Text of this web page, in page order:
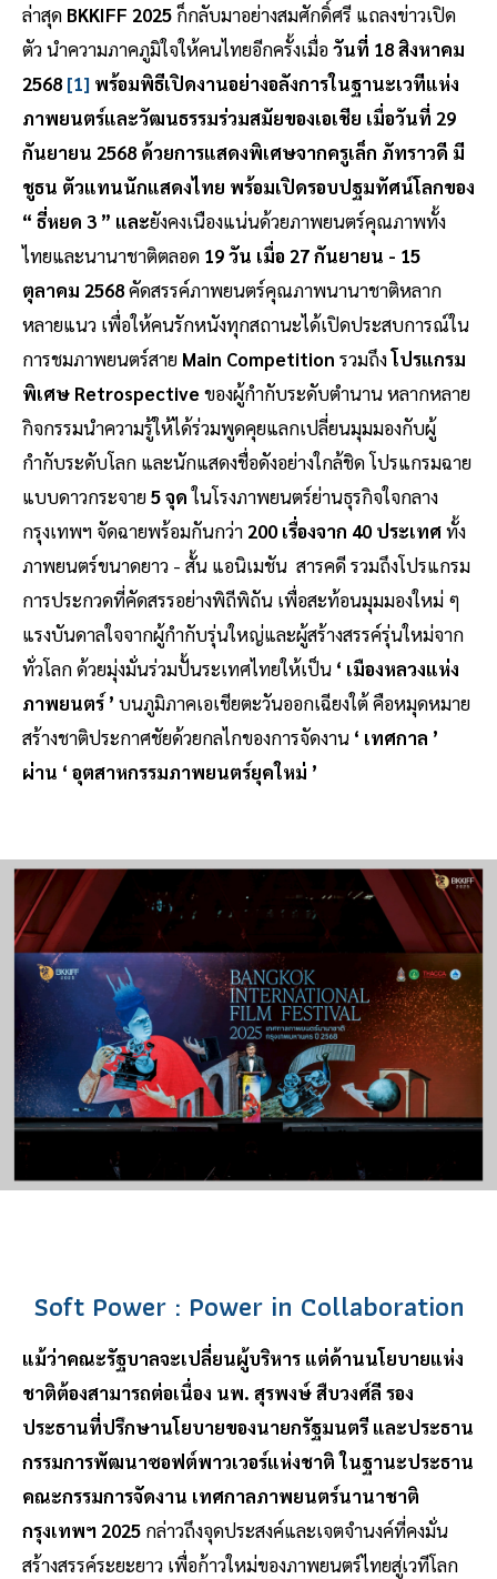
ล่าสุด BKKIFF 2025ก็กลับมาอย่างสมศักดิ์ศรี แถลงข่าวเปิด
ตัว นำความภาคภูมิใจให้คนไทยอีกครั้งเมื่อวันที่ 18 สิงหาคม
2568 [1] พร้อมพิธีเปิดงานอย่างอลังการในฐานะเวทีแห่ง
ภาพยนตร์และวัฒนธรรมร่วมสมัยของเอเชีย เมื่อวันที่ 29
กันยายน 2568 ด้วยการแสดงพิเศษจากครูเล็ก ภัทราวดี มี
ชูธน ตัวแทนนักแสดงไทย พร้อมเปิดรอบปฐมทัศน์โลกของ
“ ธี่หยด 3 ” และยังคงเนืองแน่นด้วยภาพยนตร์คุณภาพทั้ง
ไทยและนานาชาติตลอด 19 วัน เมื่อ 27 กันยายน - 15
ตุลาคม 2568คัดสรรค์ภาพยนตร์คุณภาพนานาชาติหลาก
หลายแนว เพื่อให้คนรักหนังทุกสถานะได้เปิดประสบการณ์ใน
การชมภาพยนตร์สาย Main Competition รวมถึงโปรแกรม
พิเศษ Retrospective ของผู้กำกับระดับตำนาน หลากหลาย
กิจกรรมนำความรู้ให้ได้ร่วมพูดคุยแลกเปลี่ยนมุมมองกับผู้
กำกับระดับโลก และนักแสดงชื่อดังอย่างใกล้ชิด โปรแกรมฉาย
แบบดาวกระจาย5 จุดในโรงภาพยนตร์ย่านธุรกิจใจกลาง
กรุงเทพฯ จัดฉายพร้อมกันกว่า200 เรื่องจาก 40 ประเทศทั้ง
ภาพยนตร์ขนาดยาว - สั้น แอนิเมชัน สารคดี รวมถึงโปรแกรม
การประกวดที่คัดสรรอย่างพิถีพิถัน เพื่อสะท้อนมุมมองใหม่ ๆ
แรงบันดาลใจจากผู้กำกับรุ่นใหญ่และผู้สร้างสรรค์รุ่นใหม่จาก
ทั่วโลก ด้วยมุ่งมั่นร่วมปั้นระเทศไทยให้เป็น ‘ เมืองหลวงแห่ง
ภาพยนตร์ ’ บนภูมิภาคเอเชียตะวันออกเฉียงใต้ คือหมุดหมาย
สร้างชาติประกาศชัยด้วยกลไกของการจัดงาน ‘ เทศกาล ’
ผ่าน ‘ อุตสาหกรรมภาพยนตร์ยุคใหม่ ’
Soft Power : Power in Collaboration
แม้ว่าคณะรัฐบาลจะเปลี่ยนผู้บริหาร แต่ด้านนโยบายแห่ง
ชาติต้องสามารถต่อเนื่อง นพ. สุรพงษ์ สืบวงศ์ลี รอง
ประธานที่ปรึกษานโยบายของนายกรัฐมนตรี และประธาน
กรรมการพัฒนาซอฟต์พาวเวอร์แห่งชาติ ในฐานะประธาน
คณะกรรมการจัดงาน เทศกาลภาพยนตร์นานาชาติ
กรุงเทพฯ 2025 กล่าวถึงจุดประสงค์และเจตจำนงค์ที่คงมั่น
สร้างสรรค์ระยะยาว เพื่อก้าวใหม่ของภาพยนตร์ไทยสู่เวทีโลก